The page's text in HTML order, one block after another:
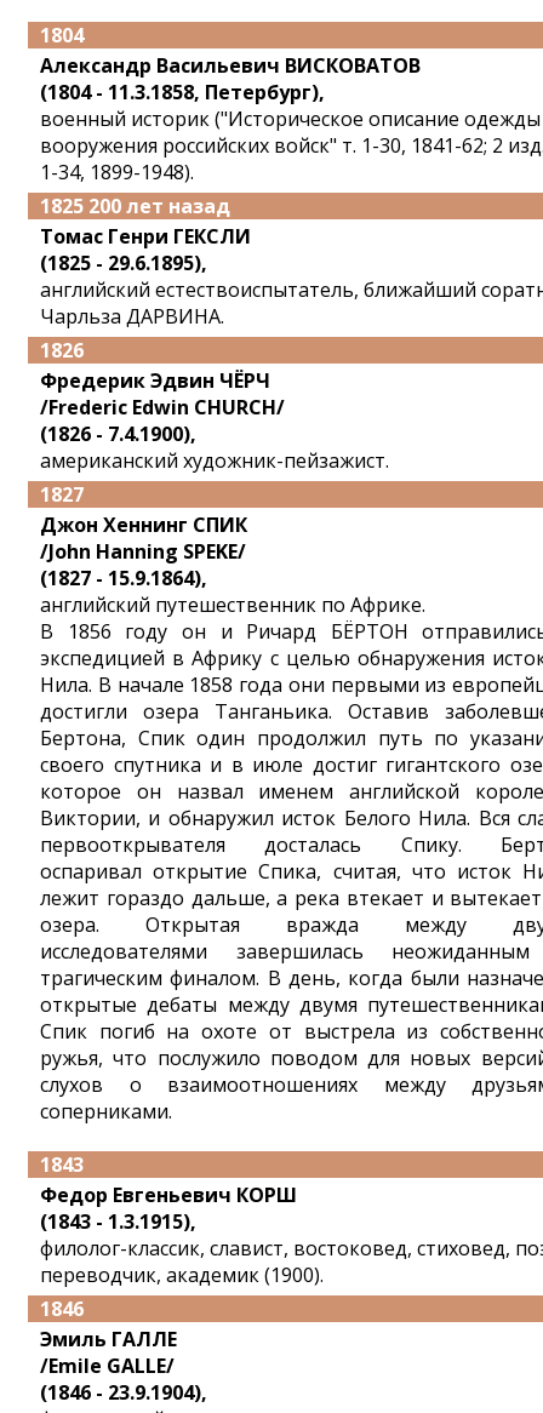
1804
Александр Васильевич ВИСКОВАТОВ
(1804 - 11.3.1858, Петербург),
военный историк ("Историческое описание
вооружения российских войск" т. 1-30, 1841-62; 2
1-34, 1899-1948).
1825 200 лет назад
Томас Генри ГЕКСЛИ
(1825 - 29.6.1895),
английский естествоиспытатель, ближайший
Чарльза ДАРВИНА.
1826
Фредерик Эдвин ЧЁРЧ
/Frederic Edwin CHURCH/
(1826 - 7.4.1900),
американский художник-пейзажист.
1827
Джон Хеннинг СПИК
/John Hanning SPEKE/
(1827 - 15.9.1864),
английский путешественник по Африке.
В 1856 году он и Ричард БЁРТОН
экспедицией в Африку с целью обнаружения
Нила. В начале 1858 года они первыми из
достигли озера Танганьика. Оставив
Бертона, Спик один продолжил путь по
своего спутника и в июле достиг гигантского
которое он назвал именем английской
Виктории, и обнаружил исток Белого Нила. Вся
первооткрывателя досталась Спику.
оспаривал открытие Спика, считая, что исток
лежит гораздо дальше, а река втекает и
озера. Открытая вражда между
исследователями завершилась
трагическим финалом. В день, когда были
открытые дебаты между двумя
Спик погиб на охоте от выстрела из
ружья, что послужило поводом для новых
слухов о взаимоотношениях между
соперниками.
1843
Федор Евгеньевич КОРШ
(1843 - 1.3.1915),
филолог-классик, славист, востоковед, стиховед,
переводчик, академик (1900).
1846
Эмиль ГАЛЛЕ
/Emile GALLE/
(1846 - 23.9.1904),